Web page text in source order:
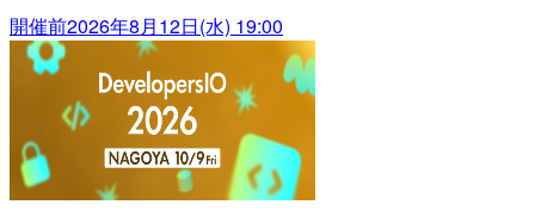
開催前2026年8月12日(水) 19:00